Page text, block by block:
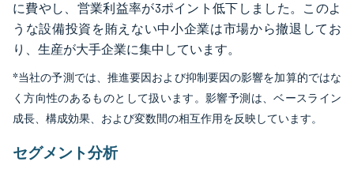
に費やし、営業利益率が3ポイント低下しました。このよ
うな設備投資を賄えない中小企業は市場から撤退してお
り、生産が大手企業に集中しています。
*当社の予測では、推進要因および抑制要因の影響を加算的ではな
く方向性のあるものとして扱います。影響予測は、ベースライン
成長、構成効果、および変数間の相互作用を反映しています。
セグメント分析